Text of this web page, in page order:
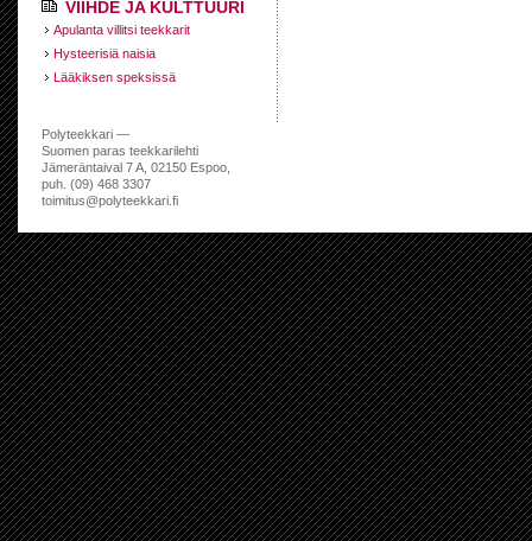
VIIHDE JA KULTTUURI
Apulanta villitsi teekkarit
Hysteerisiä naisia
Lääkiksen speksissä
Polyteekkari —
Suomen paras teekkarilehti
Jämeräntaival 7 A, 02150 Espoo,
puh. (09) 468 3307
toimitus@polyteekkari.fi